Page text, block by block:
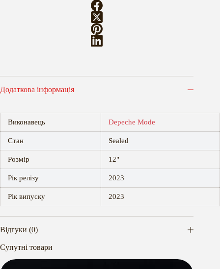
Додаткова інформація
Виконавець Depeche Mode
Стан Sealed
Розмір 12"
Рік релізу 2023
Рік випуску 2023
Відгуки (0)
Супутні товари